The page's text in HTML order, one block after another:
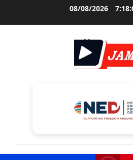
08/08/2026